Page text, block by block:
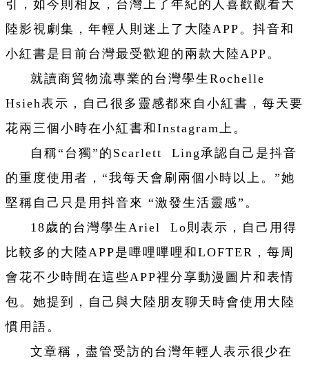
引，如今則相反，台灣上了年紀的人喜歡觀看大
陸影視劇集，年輕人則迷上了大陸APP。抖音和
小紅書是目前台灣最受歡迎的兩款大陸APP。
就讀商貿物流專業的台灣學生Rochelle
Hsieh表示，自己很多靈感都來自小紅書，每天要
花兩三個小時在小紅書和Instagram上。
自稱“台獨”的Scarlett Ling承認自己是抖音
的重度使用者，“我每天會刷兩個小時以上。”她
堅稱自己只是用抖音來 “激發生活靈感”。
18歲的台灣學生Ariel Lo則表示，自己用得
比較多的大陸APP是嗶哩嗶哩和LOFTER，每周
會花不少時間在這些APP裡分享動漫圖片和表情
包。她提到，自己與大陸朋友聊天時會使用大陸
慣用語。
文章稱，盡管受訪的台灣年輕人表示很少在